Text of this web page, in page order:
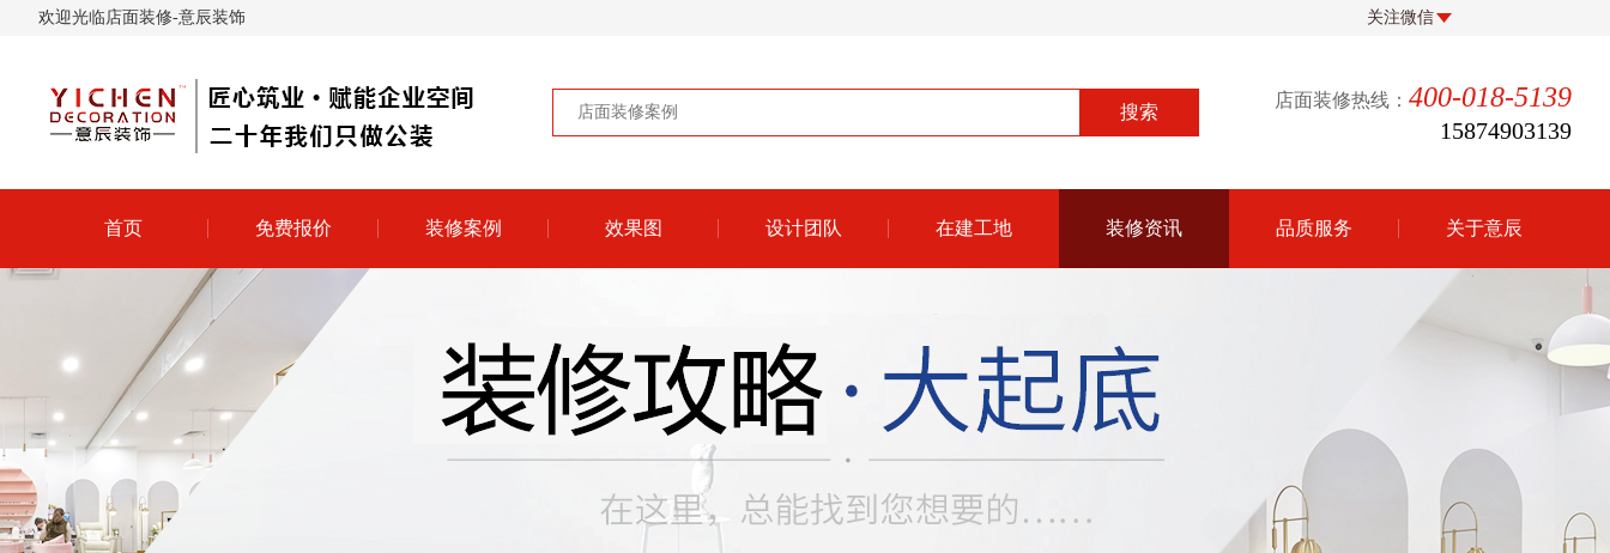
欢迎光临店面装修-意辰装饰 关注微信
店面装修热线： 400-018-5139
15874903139
首页 免费报价 装修案例 效果图 设计团队 在建工地 装修资讯 品质服务 关于意辰